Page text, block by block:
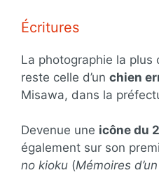
Écritures
La photographie la plus
reste celle d’un chien
Misawa, dans la
Devenue une icône du
également sur son
no kioku (Mémoires